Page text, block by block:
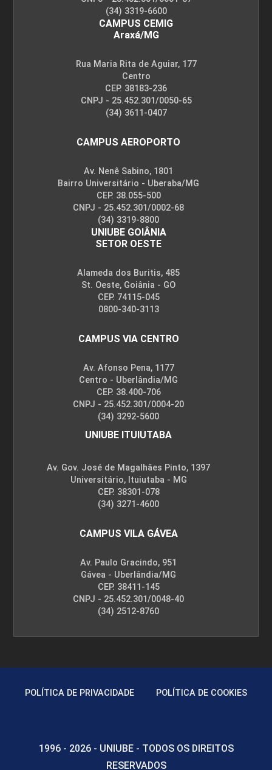
SEMINÁRIO DE COMPETÊNCIAS
30
15
SEMINÁRIO DE COMPETÊNCIAS
15
SISTEMAS AGROINDUSTRIAIS I
90
SISTEMAS AGROINDUSTRIAIS II
93
SISTEMAS DE INFORMAÇÕES
(34) 3319-6600
CAMPUS CEMIG
Araxá/MG
Rua Maria Rita de Aguiar, 177
Centro
CEP. 38183-236
CNPJ - 25.452.301/0050-65
(34) 3611-0407
CAMPUS AEROPORTO
Av. Nenê Sabino, 1801
Bairro Universitário - Uberaba/MG
CEP. 38.055-500
CNPJ - 25.452.301/0002-68
(34) 3319-8800
UNIUBE GOIÂNIA
SETOR OESTE
Alameda dos Buritis, 485
St. Oeste, Goiânia - GO
CEP. 74115-045
0800-340-3113
CAMPUS VIA CENTRO
Av. Afonso Pena, 1177
Centro - Uberlândia/MG
CEP. 38.400-706
CNPJ - 25.452.301/0004-20
(34) 3292-5600
UNIUBE ITUIUTABA
Av. Gov. José de Magalhães Pinto, 1397
Universitário, Ituiutaba - MG
CEP. 38301-078
(34) 3271-4600
CAMPUS VILA GÁVEA
Av. Paulo Gracindo, 951
Gávea - Uberlândia/MG
CEP. 38411-145
CNPJ - 25.452.301/0048-40
(34) 2512-8760
POLÍTICA DE PRIVACIDADE POLÍTICA DE COOKIES
1996 - 2026 - UNIUBE - TODOS OS DIREITOS
RESERVADOS